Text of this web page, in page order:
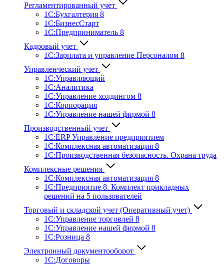
Регламентированный учет
1C:Бухгалтерия 8
1С:БизнесСтарт
1C:Предприниматель 8
Кадровый учет
1С:Зарплата и управление Персона­лом 8
Управленческий учет
1С:Управляющий
1С:Аналитика
1С:Управление холдингом 8
1С:Корпорация
1С:Управление нашей фирмой 8
Производственный учет
1С:ERP Управление предприятием
1С:Комплексная автоматизация 8
1С:Производственная безопасность. Охрана труда
Комплексные решения
1С:Комплексная автоматизация 8
1С:Предприятие 8. Комплект прикладных
решений на 5 пользователей
Торговый и складской учет (Оперативный учет)
1С:Управление торговлей 8
1С:Управление нашей фирмой 8
1С:Розница 8
Электронный документооборот
1С:Договоры